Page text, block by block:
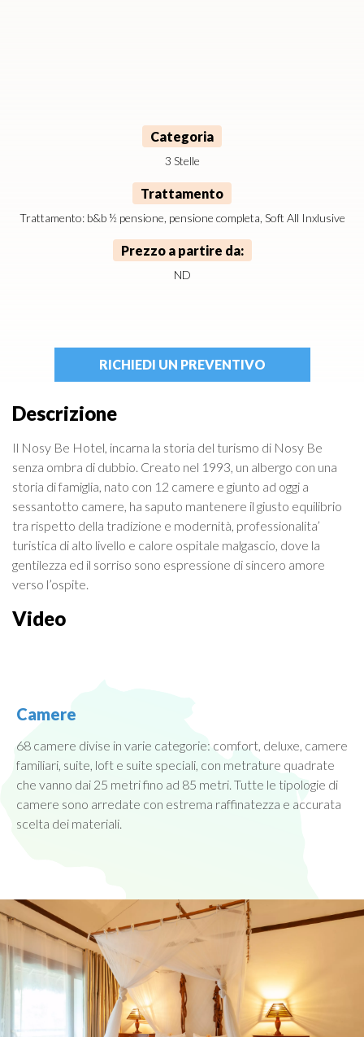
Categoria
3 Stelle
Trattamento
Trattamento: b&b ½ pensione, pensione completa, Soft All Inxlusive
Prezzo a partire da:
ND
RICHIEDI UN PREVENTIVO
Descrizione
Il Nosy Be Hotel, incarna la storia del turismo di Nosy Be
senza ombra di dubbio. Creato nel 1993, un albergo con una
storia di famiglia, nato con 12 camere e giunto ad oggi a
sessantotto camere, ha saputo mantenere il giusto equilibrio
tra rispetto della tradizione e modernità, professionalita’
turistica di alto livello e calore ospitale malgascio, dove la
gentilezza ed il sorriso sono espressione di sincero amore
verso l’ospite.
Video
Camere
68 camere divise in varie categorie: comfort, deluxe, camere
familiari, suite, loft e suite speciali, con metrature quadrate
che vanno dai 25 metri fino ad 85 metri. Tutte le tipologie di
camere sono arredate con estrema raffinatezza e accurata
scelta dei materiali.